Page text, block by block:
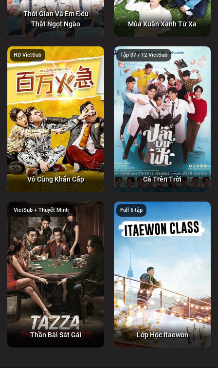
Thời Gian Và Em Đều
Thật Ngọt Ngào
Mùa Xuân Xanh Từ Xa
HD VietSub
Vô Cùng Khẩn Cấp
Tập 07 / 12 VietSub
Cá Trên Trời
VietSub + Thuyết Minh
Thần Bài Sát Gái
Full 6 tập
Lớp Học Itaewon